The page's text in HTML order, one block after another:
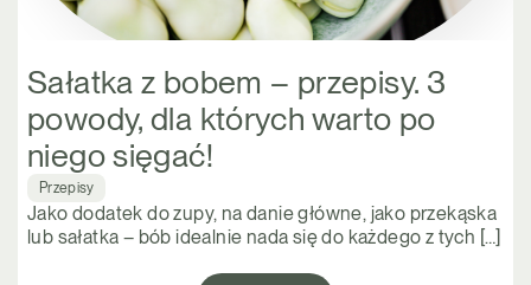
Sałatka z bobem – przepisy. 3
powody, dla których warto po
niego sięgać!
Przepisy
Jako dodatek do zupy, na danie główne, jako przekąska
lub sałatka – bób idealnie nada się do każdego z tych […]